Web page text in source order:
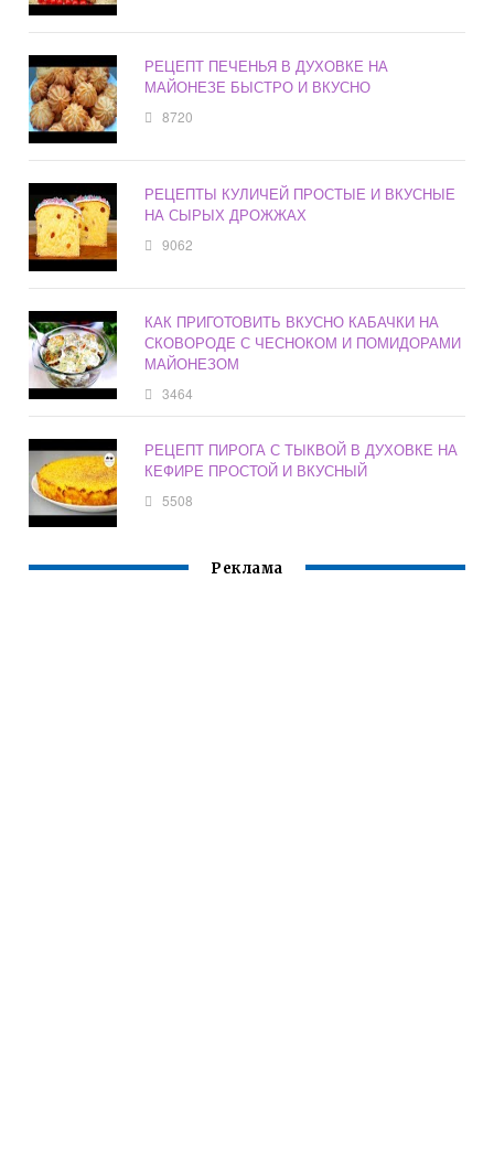
РЕЦЕПТ ПЕЧЕНЬЯ В ДУХОВКЕ НА
МАЙОНЕЗЕ БЫСТРО И ВКУСНО
8720
РЕЦЕПТЫ КУЛИЧЕЙ ПРОСТЫЕ И ВКУСНЫЕ
НА СЫРЫХ ДРОЖЖАХ
9062
КАК ПРИГОТОВИТЬ ВКУСНО КАБАЧКИ НА
СКОВОРОДЕ С ЧЕСНОКОМ И ПОМИДОРАМИ
МАЙОНЕЗОМ
3464
РЕЦЕПТ ПИРОГА С ТЫКВОЙ В ДУХОВКЕ НА
КЕФИРЕ ПРОСТОЙ И ВКУСНЫЙ
5508
Реклама